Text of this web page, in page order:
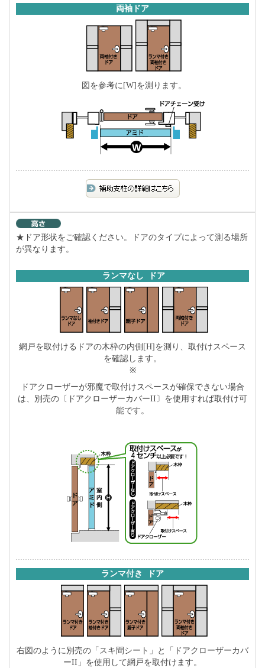
両袖ドア
図を参考に[W]を測ります。
★ドア形状をご確認ください。ドアのタイプによって測る場所
が異なります。
ランマなし ドア
網戸を取付けるドアの木枠の内側[H]を測り、取付けスペース
を確認します。
※
ドアクローザーが邪魔で取付けスペースが確保できない場合
は、別売の〔ドアクローザーカバーII〕を使用すれば取付け可
能です。
ランマ付き ドア
右図のように別売の「スキ間シート」と「ドアクローザーカバ
ーII」を使用して網戸を取付けます。